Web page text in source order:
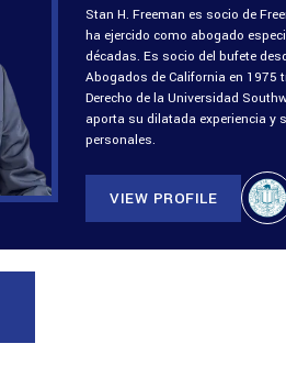
Stan H. Freeman es socio de
ha ejercido como abogado
décadas. Es socio del bufete
Abogados de California en 1975
Derecho de la Universidad
aporta su dilatada experiencia y
personales.
VIEW PROFILE